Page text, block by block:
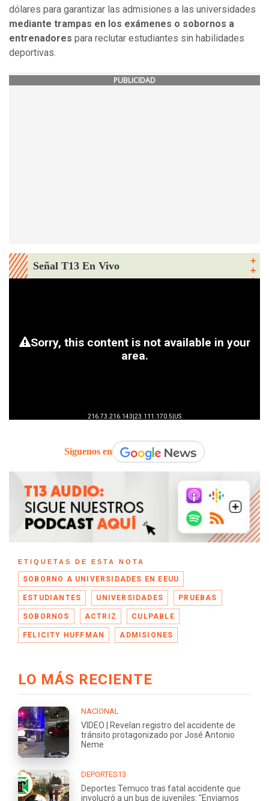
dólares para garantizar las admisiones a las universidades
mediante trampas en los exámenes o sobornos a
entrenadores para reclutar estudiantes sin habilidades
deportivas.
PUBLICIDAD
Señal T13 En Vivo
Síguenos en
ETIQUETAS DE ESTA NOTA
SOBORNO A UNIVERSIDADES EN EEUU
ESTUDIANTES UNIVERSIDADES PRUEBAS
SOBORNOS ACTRIZ CULPABLE
FELICITY HUFFMAN ADMISIONES
LO MÁS RECIENTE
NACIONAL
VIDEO | Revelan registro del accidente de
tránsito protagonizado por José Antonio
Neme
DEPORTES13
Deportes Temuco tras fatal accidente que
involucró a un bus de juveniles: "Enviamos